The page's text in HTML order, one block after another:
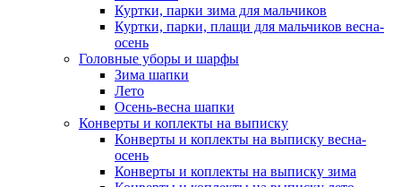
Куртки, парки зима для мальчиков
Куртки, парки, плащи для мальчиков весна-
осень
Головные уборы и шарфы
Зима шапки
Лето
Осень-весна шапки
Конверты и коплекты на выписку
Конверты и коплекты на выписку весна-
осень
Конверты и коплекты на выписку зима